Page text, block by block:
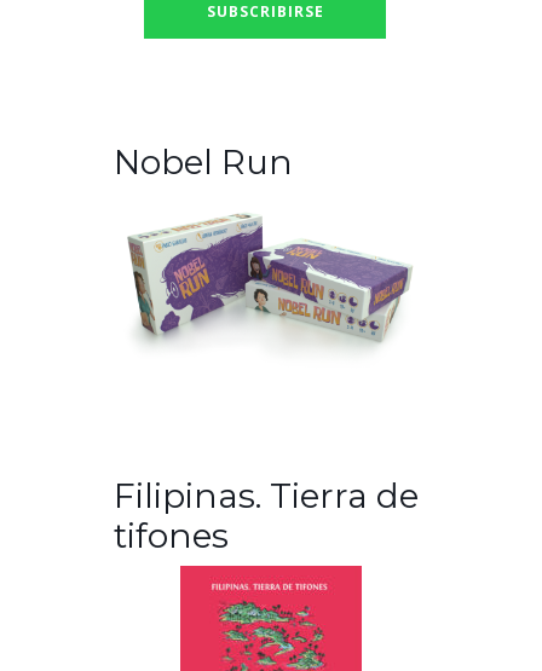
Nobel Run
Filipinas. Tierra de
tifones